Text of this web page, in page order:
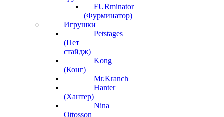
FURminator
(Фурминатор)
Игрушки
Petstages
(Пет
стайдж)
Kong
(Конг)
Mr.Kranch
Hanter
(Хантер)
Nina
Ottosson